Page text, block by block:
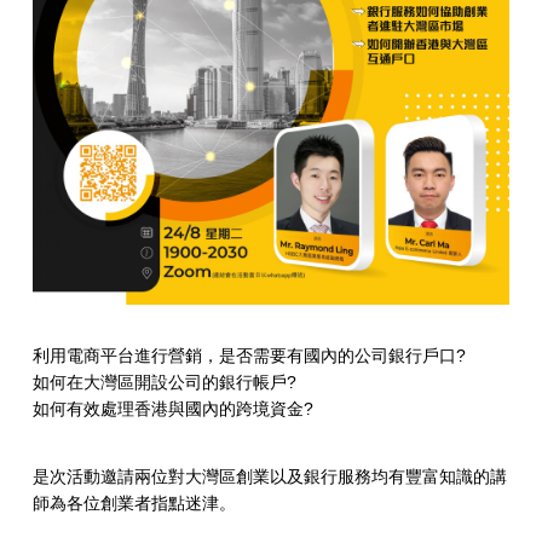
利用電商平台進行營銷，是否需要有國內的公司銀行戶口?
如何在大灣區開設公司的銀行帳戶?
如何有效處理香港與國內的跨境資金?
是次活動邀請兩位對大灣區創業以及銀行服務均有豐富知識的講
師為各位創業者指點迷津。